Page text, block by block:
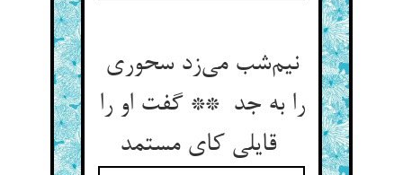
نیم‌شب می‌زد سحوری
را به جد ** گفت او را
قایلی کای مستمد